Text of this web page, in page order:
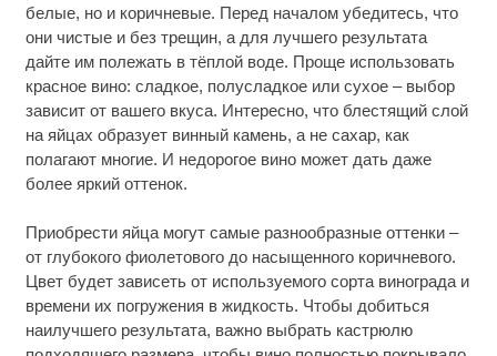
белые, но и коричневые. Перед началом убедитесь, что
они чистые и без трещин, а для лучшего результата
дайте им полежать в тёплой воде. Проще использовать
красное вино: сладкое, полусладкое или сухое – выбор
зависит от вашего вкуса. Интересно, что блестящий слой
на яйцах образует винный камень, а не сахар, как
полагают многие. И недорогое вино может дать даже
более яркий оттенок.
Приобрести яйца могут самые разнообразные оттенки –
от глубокого фиолетового до насыщенного коричневого.
Цвет будет зависеть от используемого сорта винограда и
времени их погружения в жидкость. Чтобы добиться
наилучшего результата, важно выбрать кастрюлю